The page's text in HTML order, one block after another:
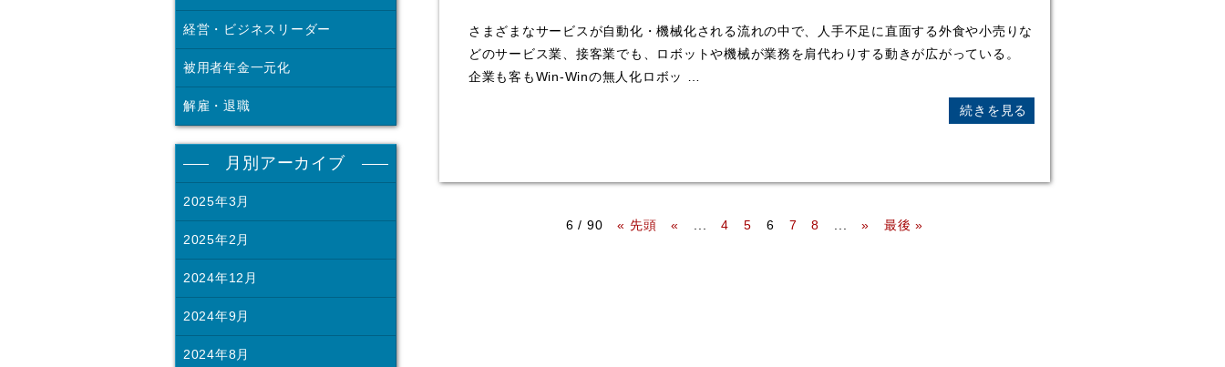
さまざまなサービスが自動化・機械化される流れの中で、人手不足に直面する外食や小売りな
どのサービス業、接客業でも、ロボットや機械が業務を肩代わりする動きが広がっている。
企業も客もWin-Winの無人化ロボッ …
続きを見る
6 / 90 « 先頭 « 4 5 6 7 8 » 最後 »
経営・ビジネスリーダー
被用者年金一元化
解雇・退職
月別アーカイブ
2025年3月
2025年2月
2024年12月
2024年9月
2024年8月